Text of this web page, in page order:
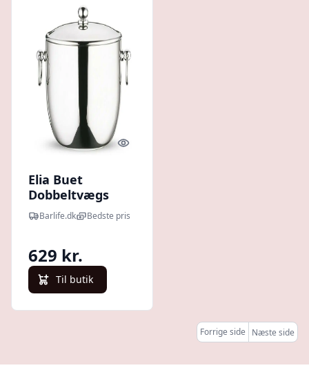
Quick look
Elia Buet
Dobbeltvægs
Isspand Med
Tang 1,3ltr
Barlife.dk Bedste pris
629 kr.
Til butik
Forrige side Næste side